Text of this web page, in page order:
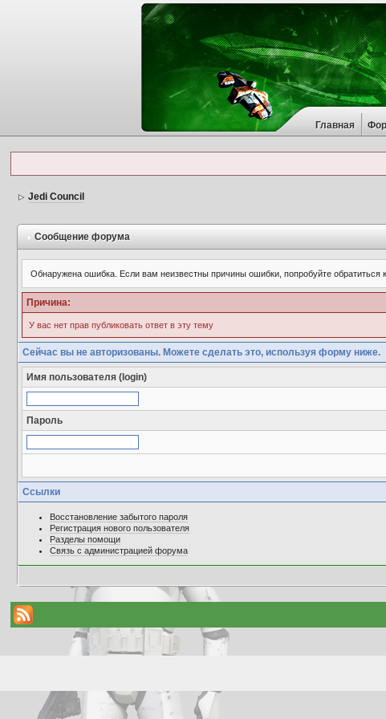
Главная
Jedi Council
Сообщение форума
Обнаружена ошибка. Если вам неизвестны причины ошибки, попробуйте обратиться к
Причина:
У вас нет прав публиковать ответ в эту тему
Сейчас вы не авторизованы. Можете сделать это, используя форму ниже.
Имя пользователя (login)
Пароль
Ссылки
Восстановление забытого пароля
Регистрация нового пользователя
Разделы помощи
Связь с администрацией форума